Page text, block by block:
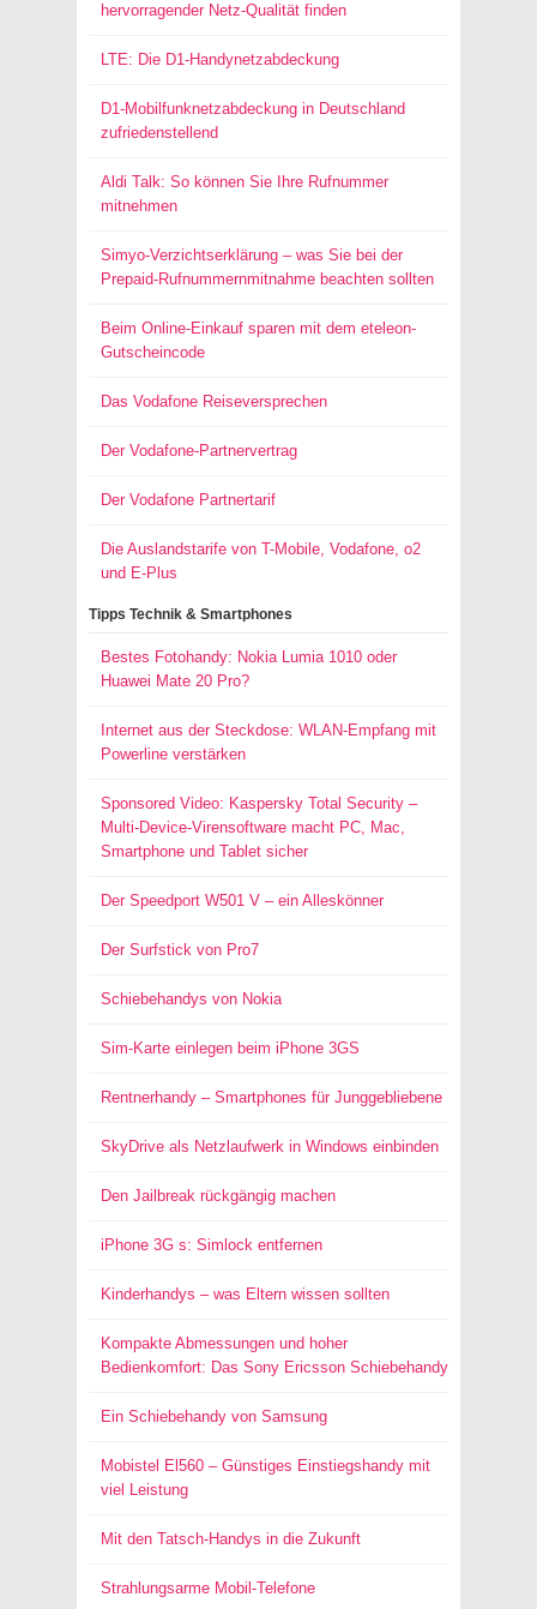
hervorragender Netz-Qualität finden
LTE: Die D1-Handynetzabdeckung
D1-Mobilfunknetzabdeckung in Deutschland
zufriedenstellend
Aldi Talk: So können Sie Ihre Rufnummer
mitnehmen
Simyo-Verzichtserklärung – was Sie bei der
Prepaid-Rufnummernmitnahme beachten sollten
Beim Online-Einkauf sparen mit dem eteleon-
Gutscheincode
Das Vodafone Reiseversprechen
Der Vodafone-Partnervertrag
Der Vodafone Partnertarif
Die Auslandstarife von T-Mobile, Vodafone, o2
und E-Plus
Tipps Technik & Smartphones
Bestes Fotohandy: Nokia Lumia 1010 oder
Huawei Mate 20 Pro?
Internet aus der Steckdose: WLAN-Empfang mit
Powerline verstärken
Sponsored Video: Kaspersky Total Security –
Multi-Device-Virensoftware macht PC, Mac,
Smartphone und Tablet sicher
Der Speedport W501 V – ein Alleskönner
Der Surfstick von Pro7
Schiebehandys von Nokia
Sim-Karte einlegen beim iPhone 3GS
Rentnerhandy – Smartphones für Junggebliebene
SkyDrive als Netzlaufwerk in Windows einbinden
Den Jailbreak rückgängig machen
iPhone 3G s: Simlock entfernen
Kinderhandys – was Eltern wissen sollten
Kompakte Abmessungen und hoher
Bedienkomfort: Das Sony Ericsson Schiebehandy
Ein Schiebehandy von Samsung
Mobistel El560 – Günstiges Einstiegshandy mit
viel Leistung
Mit den Tatsch-Handys in die Zukunft
Strahlungsarme Mobil-Telefone